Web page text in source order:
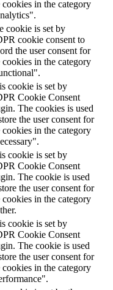
cookies in the category
cookie is set by
cookie consent to
the user consent for
cookies in the category
cookie is set by
Cookie Consent
The cookies is used
the user consent for
cookies in the category
cookie is set by
Cookie Consent
The cookie is used
the user consent for
cookies in the category
cookie is set by
Cookie Consent
The cookie is used
the user consent for
cookies in the category